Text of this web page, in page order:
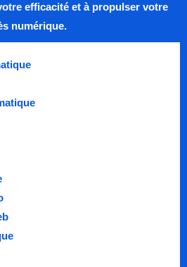
efficacité et à propulser votre
numérique.